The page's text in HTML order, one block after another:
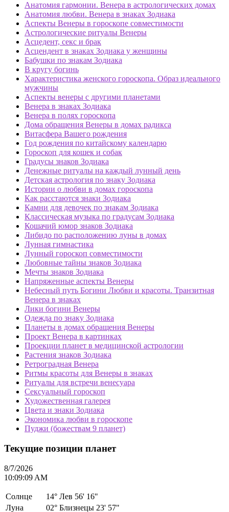
Анатомия гармонии. Венера в астрологических домах
Анатомия любви. Венера в знаках Зодиака
Аспекты Венеры в гороскопе совместимости
Астрологические ритуалы Венеры
Асцедент, секс и брак
Асцендент в знаках Зодиака у женщины
Бабушки по знакам Зодиака
В кругу богинь
Характеристика женского гороскопа. Образ идеального
мужчины
Аспекты венеры с другими планетами
Венера в знаках Зодиака
Венера в полях гороскопа
Дома обращения Венеры в домах радикса
Витасфера Вашего рождения
Год рождения по китайскому календарю
Гороскоп для кошек и собак
Градусы знаков Зодиака
Денежные ритуалы на каждый лунный день
Детская астрология по знаку Зодиака
Истории о любви в домах гороскопа
Как расстаются знаки Зодиака
Камни для девочек по знакам Зодиака
Классическая музыка по градусам Зодиака
Кошачий юмор знаков Зодиака
Либидо по расположению луны в домах
Лунная гимнастика
Лунный гороскоп совместимости
Любовные тайны знаков Зодиака
Мечты знаков Зодиака
Напряженные аспекты Венеры
Небесный путь Богини Любви и красоты. Транзитная
Венера в знаках
Лики богини Венеры
Одежда по знаку Зодиака
Планеты в домах обращения Венеры
Проект Венера в картинках
Проекции планет в медицинской астрологии
Растения знаков Зодиака
Ретроградная Венера
Ритмы красоты для Венеры в знаках
Ритуалы для встречи венесуара
Сексуальный гороскоп
Художественная галерея
Цвета и знаки Зодиака
Экономика любви в гороскопе
Пуджи (божествам 9 планет)
Текущие позиции планет
8/7/2026
10:09:09 AM
Солнце 14° Лев 56' 16"
Луна
02° Близнецы 23' 57"